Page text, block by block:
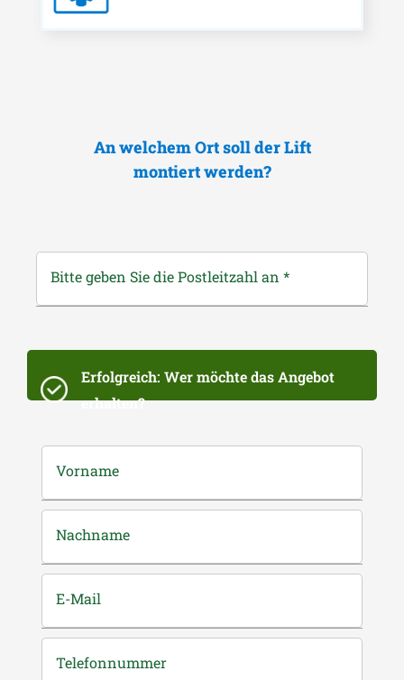
An welchem Ort soll der Lift
montiert werden?
Bitte geben Sie die Postleitzahl an *
Erfolgreich: Wer möchte das Angebot
erhalten?
Vorname
Nachname
E-Mail
Telefonnummer